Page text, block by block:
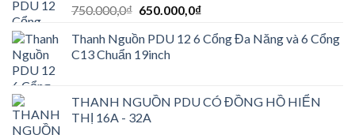
750.000,0₫ Giá
là:
750.000,0₫.
650.000,0₫Giá
tại
Thanh Nguồn PDU 12 6 Cổng Đa Năng và 6 Cổng
C13 Chuẩn 19inch
THANH NGUỒN PDU CÓ ĐỒNG HỒ HIỂN
THỊ 16A - 32A